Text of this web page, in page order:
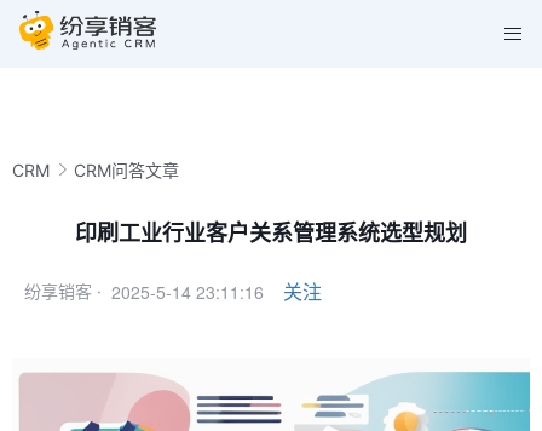
CRM CRM问答文章
印刷工业行业客户关系管理系统选型规划
纷享销客 · 2025-5-14 23:11:16 关注